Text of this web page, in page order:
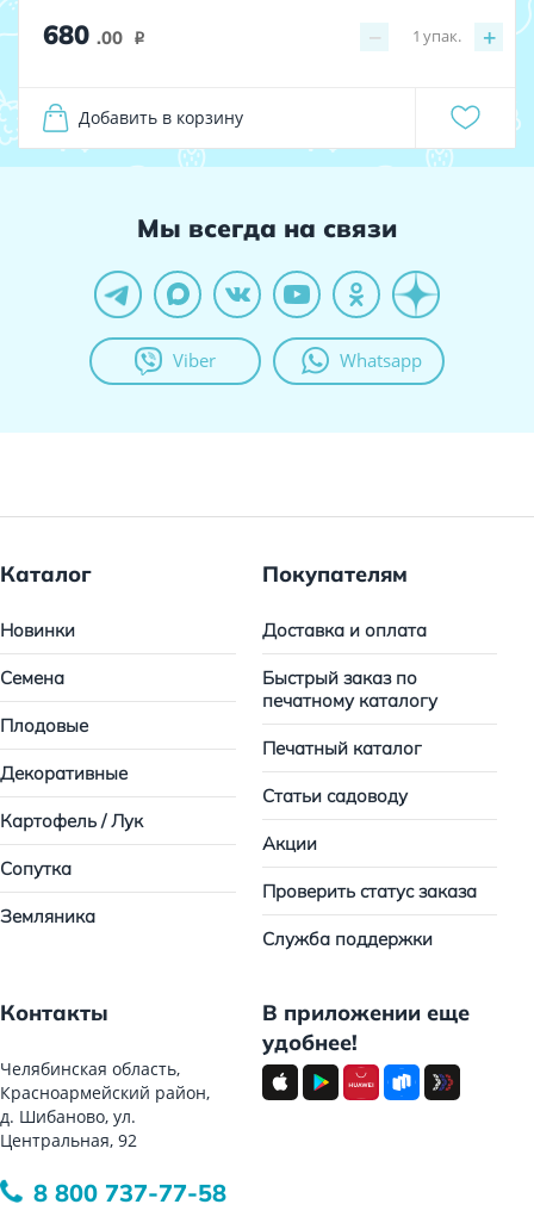
680 .00 i − +
1 упак.
Добавить в корзину
Мы всегда на связи
Viber Whatsapp
Каталог
Новинки
Семена
Плодовые
Декоративные
Картофель / Лук
Сопутка
Земляника
Покупателям
Доставка и оплата
Быстрый заказ по
печатному каталогу
Печатный каталог
Статьи садоводу
Акции
Проверить статус заказа
Служба поддержки
Контакты
Челябинская область,
Красноармейский район,
д. Шибаново, ул.
Центральная, 92
8 800 737-77-58
В приложении еще
удобнее!